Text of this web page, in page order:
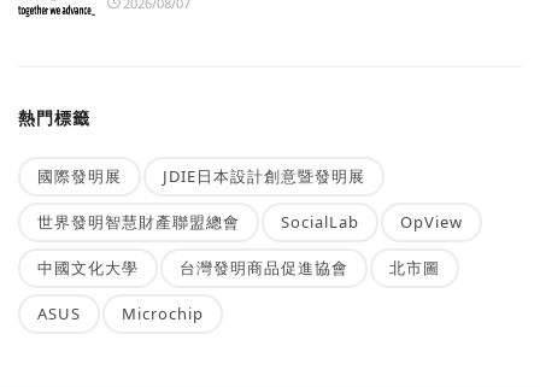
熱門標籤
國際發明展 JDIE日本設計創意暨發明展
世界發明智慧財產聯盟總會 SocialLab OpView
中國文化大學 台灣發明商品促進協會 北市圖
ASUS Microchip